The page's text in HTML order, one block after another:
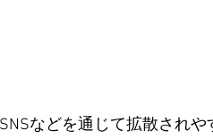
などを通じて拡散され